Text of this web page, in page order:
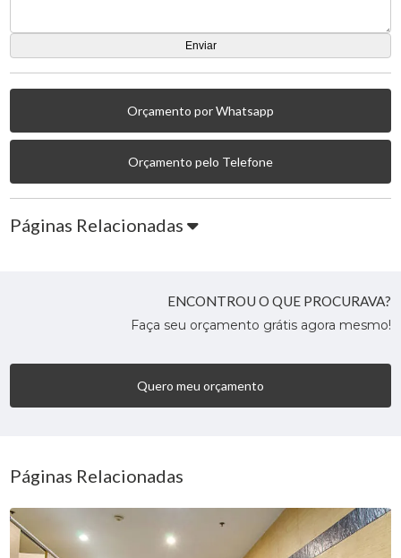
Orçamento por Whatsapp
Orçamento pelo Telefone
Páginas Relacionadas
ENCONTROU O QUE PROCURAVA?
Faça seu orçamento grátis agora mesmo!
Quero meu orçamento
Páginas Relacionadas